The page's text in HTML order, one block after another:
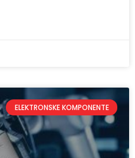
ELEKTRONSKE KOMPONENTE